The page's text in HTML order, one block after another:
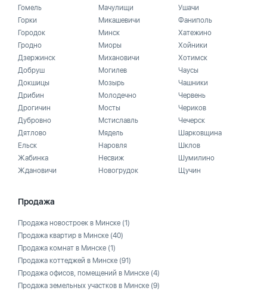
Гомель
Горки
Городок
Гродно
Дзержинск
Добруш
Докшицы
Дрибин
Дрогичин
Дубровно
Дятлово
Ельск
Жабинка
Ждановичи
Мачулищи
Микашевичи
Минск
Миоры
Михановичи
Могилев
Мозырь
Молодечно
Мосты
Мстиславль
Мядель
Наровля
Несвиж
Новогрудок
Ушачи
Фаниполь
Хатежино
Хойники
Хотимск
Чаусы
Чашники
Червень
Чериков
Чечерск
Шарковщина
Шклов
Шумилино
Щучин
Продажа
Продажа новостроек в Минске (1)
Продажа квартир в Минске (40)
Продажа комнат в Минске (1)
Продажа коттеджей в Минске (91)
Продажа офисов, помещений в Минске (4)
Продажа земельных участков в Минске (9)